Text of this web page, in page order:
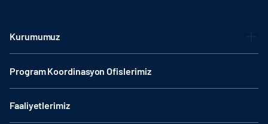
Kurumumuz
Program Koordinasyon Ofislerimiz
Faaliyetlerimiz